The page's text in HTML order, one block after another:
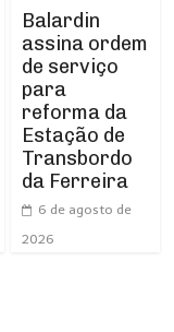
Balardin
assina ordem
de serviço
para
reforma da
Estação de
Transbordo
da Ferreira
6 de agosto de
2026